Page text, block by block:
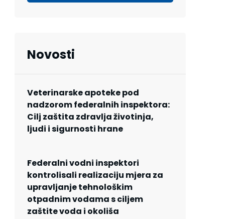
Novosti
Veterinarske apoteke pod
nadzorom federalnih inspektora:
Cilj zaštita zdravlja životinja,
ljudi i sigurnosti hrane
Federalni vodni inspektori
kontrolisali realizaciju mjera za
upravljanje tehnološkim
otpadnim vodama s ciljem
zaštite voda i okoliša